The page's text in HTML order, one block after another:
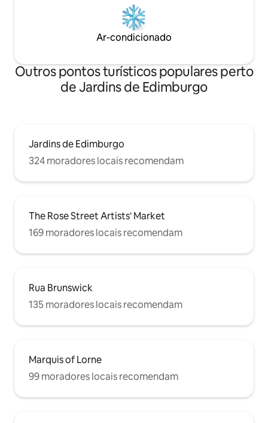
Podemos fornecer estacionamento
com permissão na rua, por favor, avise-
nos com antecedência se você precisar
Ar-condicionado
Outros pontos turísticos populares perto
de Jardins de Edimburgo
Jardins de Edimburgo
324 moradores locais recomendam
The Rose Street Artists' Market
169 moradores locais recomendam
Rua Brunswick
135 moradores locais recomendam
Marquis of Lorne
99 moradores locais recomendam